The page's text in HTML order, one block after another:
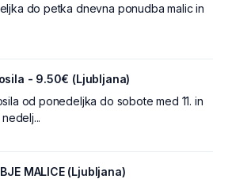
do petka dnevna ponudba malic in
- 9.50€ (Ljubljana)
od ponedeljka do sobote med 11. in
MALICE (Ljubljana)